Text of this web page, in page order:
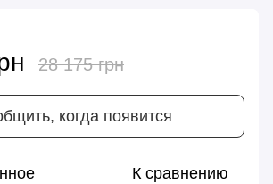
28 175 грн
когда появится
К сравнению